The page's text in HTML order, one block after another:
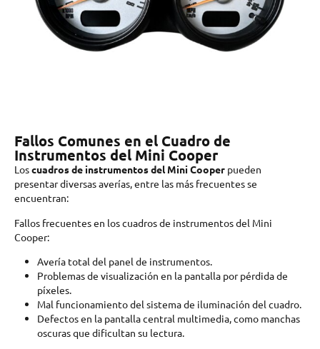
Fallos Comunes en el Cuadro de
Instrumentos del Mini Cooper
Loscuadros de instrumentos del Mini Cooper pueden
presentar diversas averías, entre las más frecuentes se
encuentran:
Fallos frecuentes en los cuadros de instrumentos del Mini
Cooper:
Avería total del panel de instrumentos.
Problemas de visualización en la pantalla por pérdida de
píxeles.
Mal funcionamiento del sistema de iluminación del cuadro.
Defectos en la pantalla central multimedia, como manchas
oscuras que dificultan su lectura.